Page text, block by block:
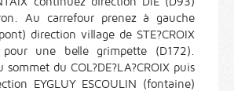
Au carrefour prenez à gauche
direction village de STE?CROIX
une belle grimpette (D172).
sommet du COL?DE?LA?CROIX puis
EYGLUY ESCOULIN (fontaine)